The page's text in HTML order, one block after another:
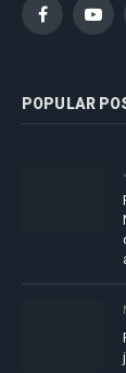
Facebook
POPULAR